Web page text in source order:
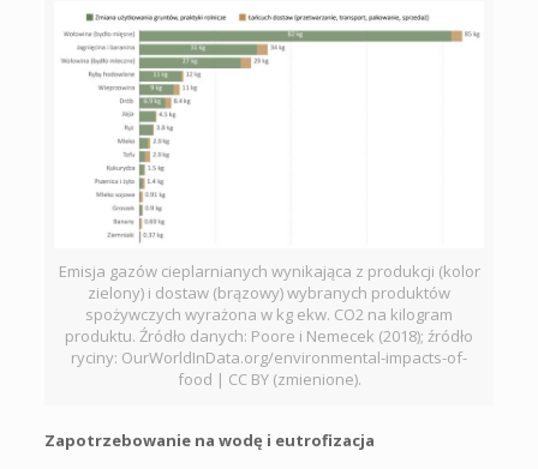
Emisja gazów cieplarnianych wynikająca z produkcji (kolor
zielony) i dostaw (brązowy) wybranych produktów
spożywczych wyrażona w kg ekw. CO2 na kilogram
produktu. Źródło danych: Poore i Nemecek (2018); źródło
ryciny: OurWorldInData.org/environmental-impacts-of-
food | CC BY (zmienione).
Zapotrzebowanie na wodę i eutrofizacja